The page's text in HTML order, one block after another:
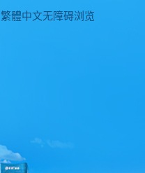
繁體中文无障碍浏览